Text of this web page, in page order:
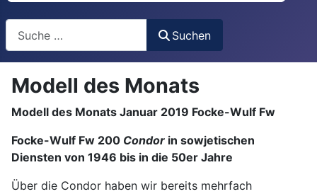
Suchen
Modell des Monats
Modell des Monats Januar 2019 Focke-Wulf Fw
Focke-Wulf Fw 200 Condor in sowjetischen
Diensten von 1946 bis in die 50er Jahre
Über die Condor haben wir bereits mehrfach